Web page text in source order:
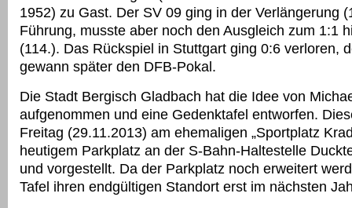
1952) zu Gast. Der SV 09 ging in der Verlängerung
Führung, musste aber noch den Ausgleich zum 1:1
(114.). Das Rückspiel in Stuttgart ging 0:6 verloren,
gewann später den DFB-Pokal.
Die Stadt Bergisch Gladbach hat die Idee von
aufgenommen und eine Gedenktafel entworfen.
Freitag (29.11.2013) am ehemaligen „Sportplatz
heutigem Parkplatz an der S-Bahn-Haltestelle
und vorgestellt. Da der Parkplatz noch erweitert
Tafel ihren endgültigen Standort erst im nächsten